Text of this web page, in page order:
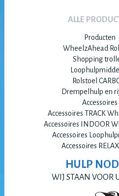
ALLE
Producten
WheelzAhead
Shopping
Rolstoel
Drempelhulp en
Accessoires
Accessoires TRACK
Accessoires INDOOR
Accessoires
Accessoires
HULP
WIJ STAAN VOOR